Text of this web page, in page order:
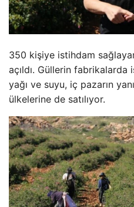
350 kişiye istihdam
açıldı. Güllerin
yağı ve suyu, iç pazarın
ülkelerine de satılıyor.